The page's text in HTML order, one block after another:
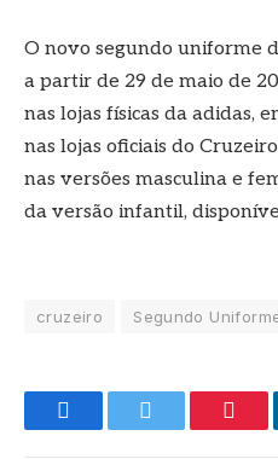
O novo segundo uniforme
a partir de 29 de maio de
nas lojas físicas da adidas,
nas lojas oficiais do
nas versões masculina e
da versão infantil,
cruzeiro Segundo
FacebookTwitter